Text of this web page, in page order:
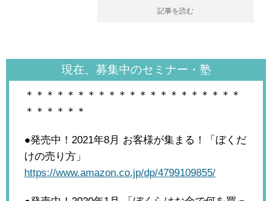
記事を読む
現在、募集中のセミナー・塾
＊＊＊＊＊＊＊＊＊＊＊＊＊＊＊＊＊＊＊＊＊
＊＊＊＊＊＊
●発売中！2021年8月 お客様が集まる！「ぼくだ
けの売り方」
https://www.amazon.co.jp/dp/4799109855/